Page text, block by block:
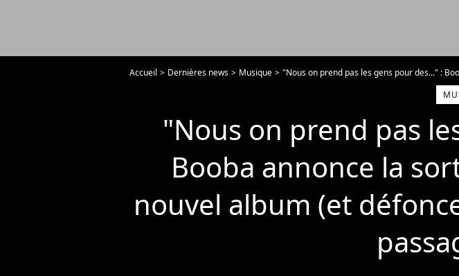
Accueil Dernières news Musique
"Nous on prend pas les gens pour des..." :
"Nous on prend pas
Booba annonce la
nouvel album (et